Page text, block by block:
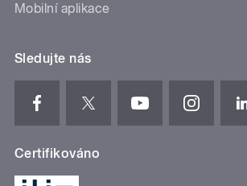
Mobilní aplikace
Sledujte nás
Certifikováno